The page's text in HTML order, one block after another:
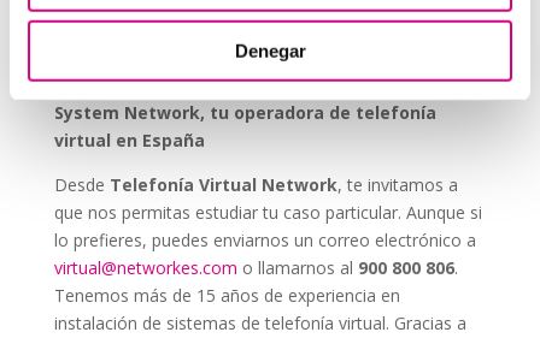
Denegar
tan importante como asegurar una buena red eléctrica.
interfonos IP para aerogeneradores
pieza clave en la gestión moderna de parques eólicos.
System Network, tu operadora de telefonía
virtual en España
Desde Telefonía Virtual Network, te invitamos a
que nos permitas estudiar tu caso particular. Aunque si
lo prefieres, puedes enviarnos un correo electrónico a
virtual@networkes.com o llamarnos al 900 800 806.
Tenemos más de 15 años de experiencia en
instalación de sistemas de telefonía virtual. Gracias a